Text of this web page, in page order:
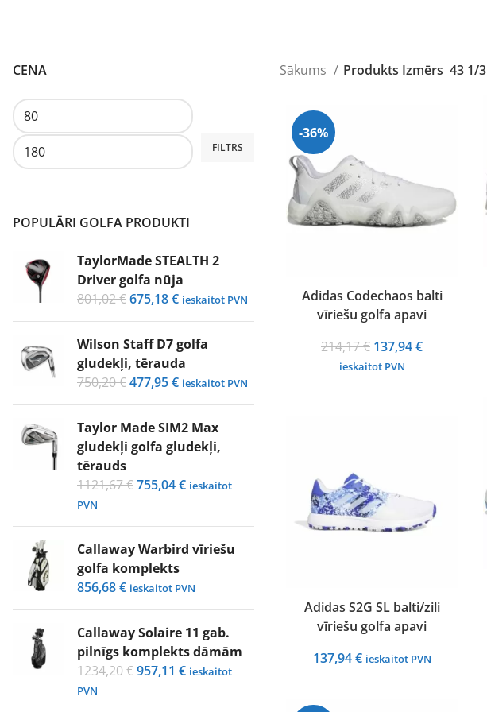
CENA
Min.
cena
Maks.
cena
FILTRS
POPULĀRI GOLFA PRODUKTI
TaylorMade STEALTH 2
Driver golfa nūja
801,02€Original
price
was:
801,02 €.
675,18€Current
price
675,18 €.
ieskaitot PVN
Wilson Staff D7 golfa
gludekļi, tērauda
750,20€Original
price
was:
750,20 €.
477,95€Current
price
is:
477,95 €.
ieskaitot PVN
Taylor Made SIM2 Max
gludekļi golfa gludekļi,
tērauds
1121,67€Original
was:
1121,67 €.
755,04€Current
is:
755,04 €.
ieskaitot
PVN
Callaway Warbird vīriešu
golfa komplekts
856,68€ ieskaitot PVN
Callaway Solaire 11 gab.
pilnīgs komplekts dāmām
1234,20€Original
was:
957,11 €Current
is:
ieskaitot
PVN
Sākums Produkts Izmērs 43 1/3
-36%
Adidas Codechaos balti
vīriešu golfa apavi
214,17€ Original
price
137,94€Current
ieskaitot PVN
Adidas S2G SL balti/zili
vīriešu golfa apavi
137,94€ ieskaitot PVN